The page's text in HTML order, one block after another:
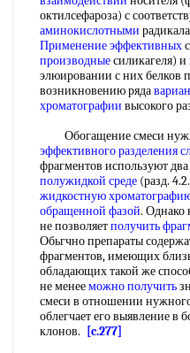
октилсефароза) с
аминокислотными
Применение эффективных
производныесиликагеля) и
элюировании с них белков
возникновению ряда
хроматографии высокого
Обогащение смеси
эффективного разделения
фрагментов используют два
полужидкой среде (разд.
жидкостную
обращенной фазой. Однако
не позволяетполучить
Обьгчно препараты
фрагментов, имеющих
обладающих такой же
не менееможно получить
смеси в отношении
облегчает его выявление в
клонов.
[c.277]